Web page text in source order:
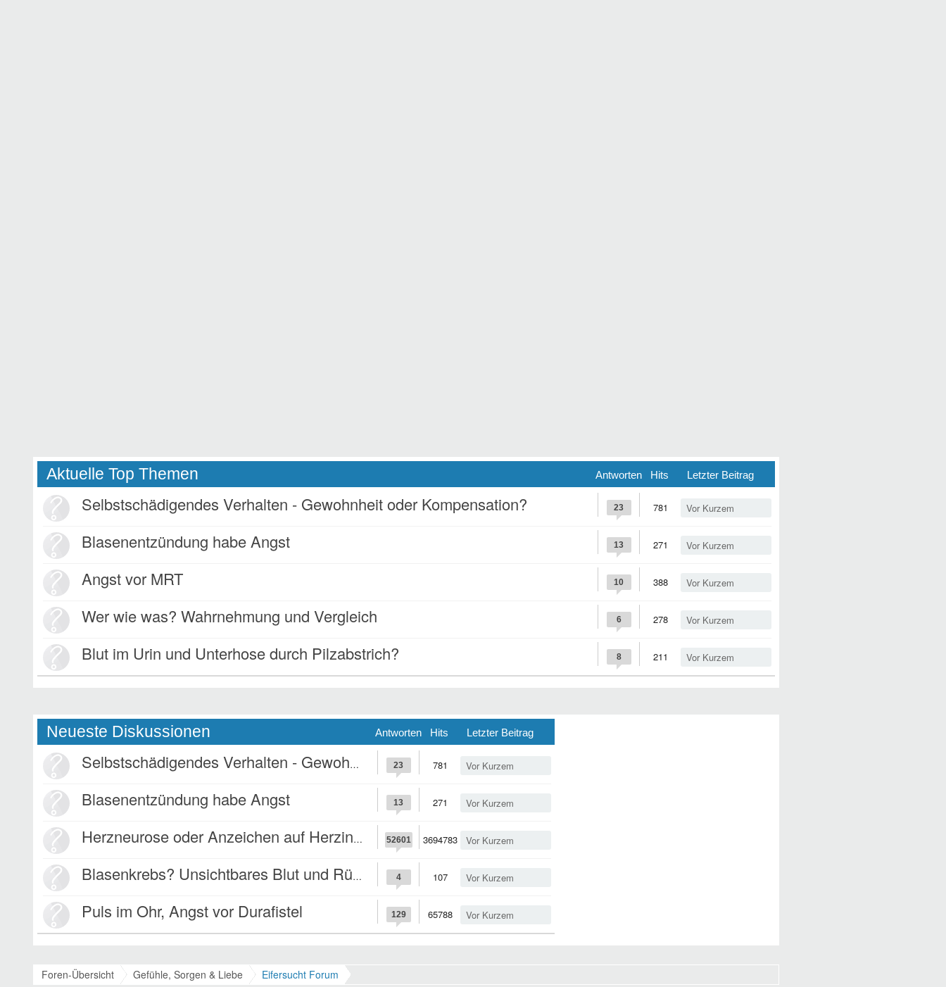
Aktuelle Top Themen Hits
Antworten Letzter Beitrag
Selbstschädigendes Verhalten - Gewohnheit oder Kompensation? Vor Kurzem
781
23
Blasenentzündung habe Angst Vor Kurzem
271
13
Angst vor MRT Vor Kurzem
388
10
Wer wie was? Wahrnehmung und Vergleich Vor Kurzem
278
6
Blut im Urin und Unterhose durch Pilzabstrich? Vor Kurzem
211
8
Neueste Diskussionen Hits
Antworten Letzter Beitrag
Selbstschädigendes Verhalten - Gewohnheit oder Kompensation? Vor Kurzem
781
23
Blasenentzündung habe Angst Vor Kurzem
271
13
Herzneurose oder Anzeichen auf Herzinfarkt? Vor Kurzem
3694783
52601
Blasenkrebs? Unsichtbares Blut und Rückenschmerzen? Vor Kurzem
107
4
Puls im Ohr, Angst vor Durafistel Vor Kurzem
65788
129
Foren-Übersicht Gefühle, Sorgen & Liebe Eifersucht Forum